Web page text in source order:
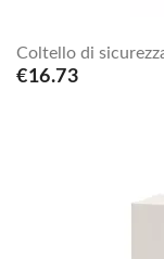
Coltello di
€16.73